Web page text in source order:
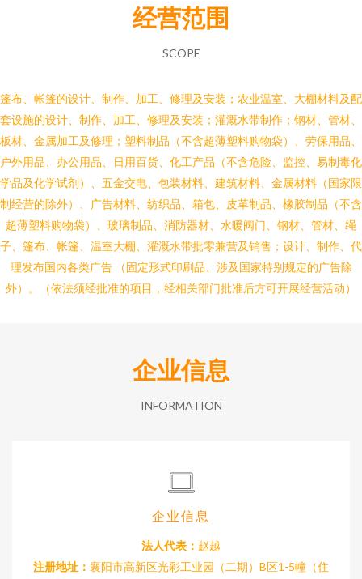
经营范围
SCOPE
篷布、帐篷的设计、制作、加工、修理及安装；农业温室、大棚材料及配
套设施的设计、制作、加工、修理及安装；灌溉水带制作；钢材、管材、
板材、金属加工及修理；塑料制品（不含超薄塑料购物袋）、劳保用品、
户外用品、办公用品、日用百货、化工产品（不含危险、监控、易制毒化
学品及化学试剂）、五金交电、包装材料、建筑材料、金属材料（国家限
制经营的除外）、广告材料、纺织品、箱包、皮革制品、橡胶制品（不含
超薄塑料购物袋）、玻璃制品、消防器材、水暖阀门、钢材、管材、绳
子、篷布、帐篷、温室大棚、灌溉水带批零兼营及销售；设计、制作、代
理发布国内各类广告 （固定形式印刷品、涉及国家特别规定的广告除
外）。（依法须经批准的项目，经相关部门批准后方可开展经营活动）
企业信息
INFORMATION
企业信息
法人代表： 赵越
注册地址： 襄阳市高新区光彩工业园（二期）B区1-5幢（住